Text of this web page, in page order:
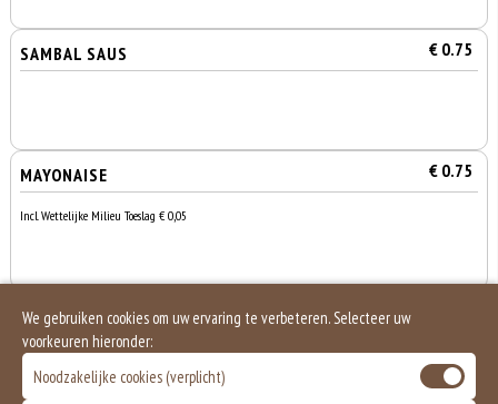
SAMBAL SAUS € 0.75
MAYONAISE € 0.75
Incl. Wettelijke Milieu Toeslag € 0,05
PITTA BROODJE
We gebruiken cookies om uw ervaring te verbeteren. Selecteer uw
voorkeuren hieronder:
Noodzakelijke cookies (verplicht)